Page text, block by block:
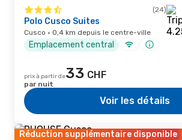
(24)
Polo Cusco Suites
Cusco · 0,4 km depuis le centre-ville
Emplacement central
prix à partir de33 CHF
par nuit
Voir les détails
Réduction supplémentaire disponible